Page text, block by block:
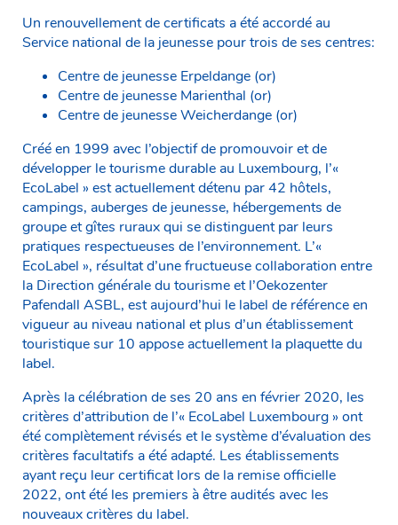
Un renouvellement de certificats a été accordé au
Service national de la jeunesse pour trois de ses centres:
Centre de jeunesse Erpeldange (or)
Centre de jeunesse Marienthal (or)
Centre de jeunesse Weicherdange (or)
Créé en 1999 avec l’objectif de promouvoir et de
développer le tourisme durable au Luxembourg, l’«
EcoLabel » est actuellement détenu par 42 hôtels,
campings, auberges de jeunesse, hébergements de
groupe et gîtes ruraux qui se distinguent par leurs
pratiques respectueuses de l’environnement. L’«
EcoLabel », résultat d’une fructueuse collaboration entre
la Direction générale du tourisme et l’Oekozenter
Pafendall ASBL, est aujourd’hui le label de référence en
vigueur au niveau national et plus d’un établissement
touristique sur 10 appose actuellement la plaquette du
label.
Après la célébration de ses 20 ans en février 2020, les
critères d’attribution de l’« EcoLabel Luxembourg » ont
été complètement révisés et le système d’évaluation des
critères facultatifs a été adapté. Les établissements
ayant reçu leur certificat lors de la remise officielle
2022, ont été les premiers à être audités avec les
nouveaux critères du label.